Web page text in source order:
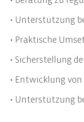
• Unterstützung
• Praktische
• Sicherstellung
• Entwicklung
• Unterstützung